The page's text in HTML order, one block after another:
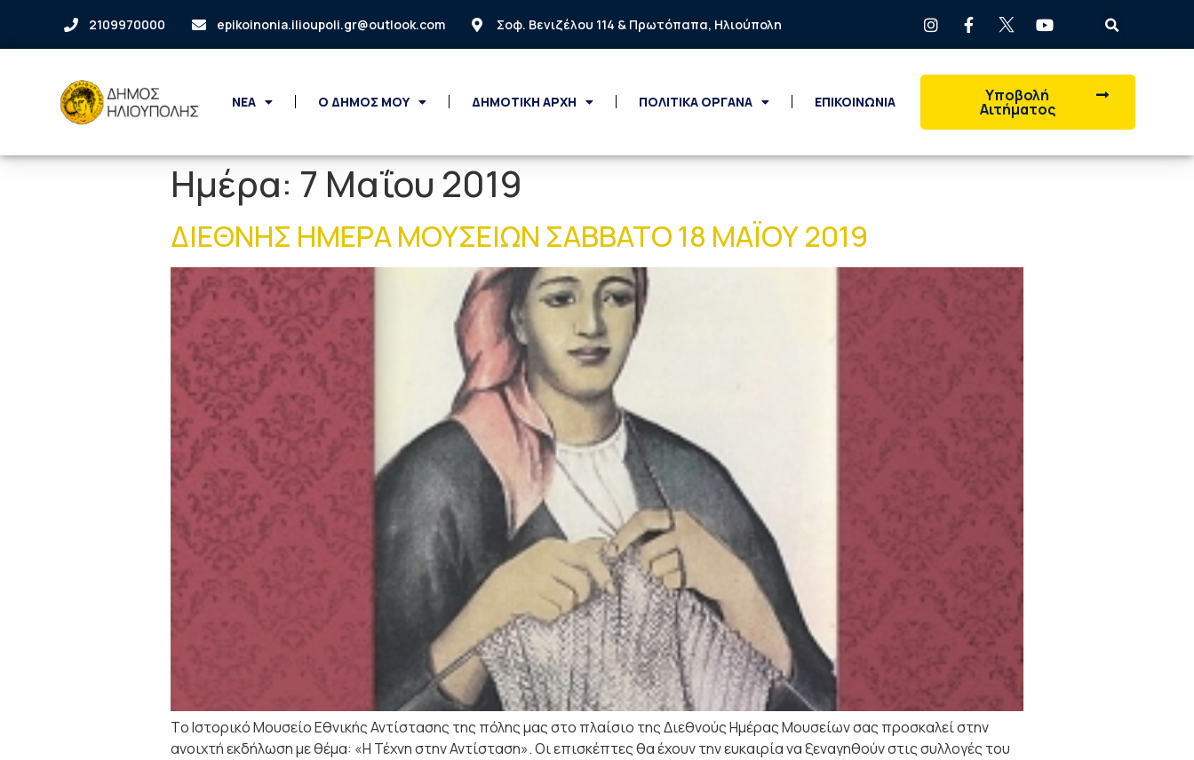
2109970000 epikoinonia.ilioupoli.gr@outlook.com Σοφ. Βενιζέλου 114 & Πρωτόπαπα, Ηλιούπολη
ΝΕΑ Ο ΔΗΜΟΣ ΜΟΥ ΔΗΜΟΤΙΚΗ ΑΡΧΗ ΠΟΛΙΤΙΚΑ ΟΡΓΑΝΑ ΕΠΙΚΟΙΝΩΝΙΑ Υποβολή
Αιτήματος
Ημέρα: 7 Μαΐου 2019
ΔΙΕΘΝΗΣ ΗΜΕΡΑ ΜΟΥΣΕΙΩΝ ΣΑΒΒΑΤΟ 18 ΜΑΪΟΥ 2019
Tο Ιστορικό Μουσείο Εθνικής Αντίστασης της πόλης μας στο πλαίσιο της Διεθνούς Ημέρας Μουσείων σας προσκαλεί στην
ανοιχτή εκδήλωση με θέμα: «Η Τέχνη στην Αντίσταση». Οι επισκέπτες θα έχουν την ευκαιρία να ξεναγηθούν στις συλλογές του